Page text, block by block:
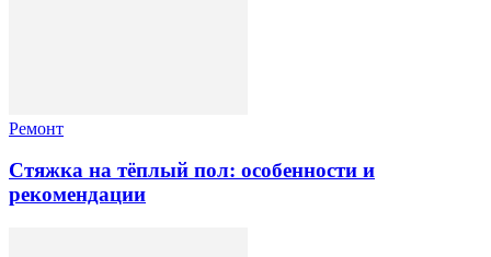
Ремонт
Стяжка на тёплый пол: особенности и
рекомендации